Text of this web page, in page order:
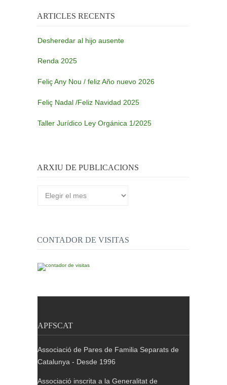
ARTICLES RECENTS
Desheredar al hijo ausente
Renda 2025
Feliç Any Nou / feliz Año nuevo 2026
Feliç Nadal /Feliz Navidad 2025
Taller Jurídico Ley Orgánica 1/2025
ARXIU DE PUBLICACIONS
CONTADOR DE VISITAS
APFSCAT
Associació de Pares de Familia Separats de
Catalunya - Desde 1996
Associació inscrita a la Generalitat de